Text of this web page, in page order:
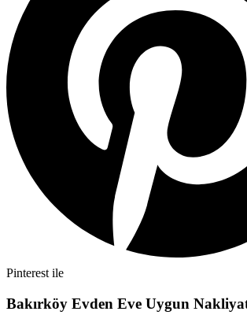
Pinterest ile
Bakırköy Evden Eve Uygun